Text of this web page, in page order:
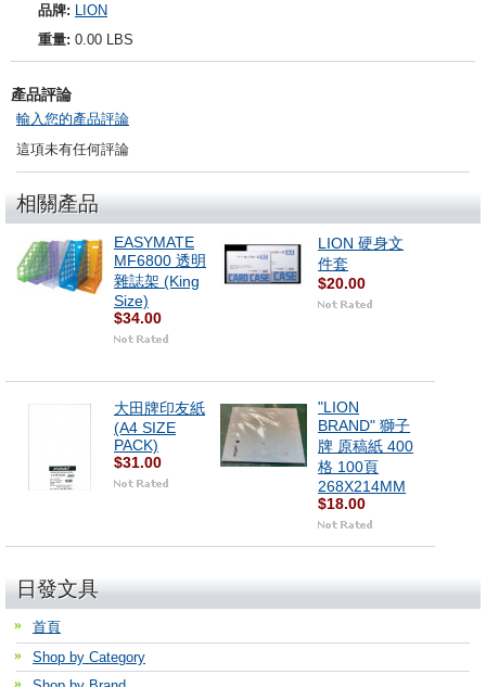
品牌: LION
重量: 0.00 LBS
產品評論
輸入您的產品評論
這項未有任何評論
相關產品
EASYMATE
MF6800 透明
雜誌架 (King
Size)
$34.00
LION 硬身文
件套
$20.00
大田牌印友紙
(A4 SIZE
PACK)
$31.00
"LION
BRAND" 獅子
牌 原稿紙 400
格 100頁
268X214MM
$18.00
日發文具
首頁
Shop by Category